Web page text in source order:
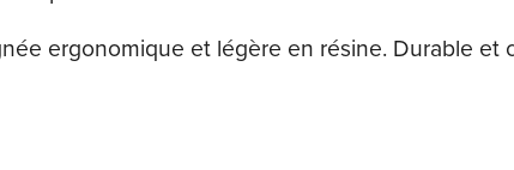
ergonomique et légère en résine. Durable